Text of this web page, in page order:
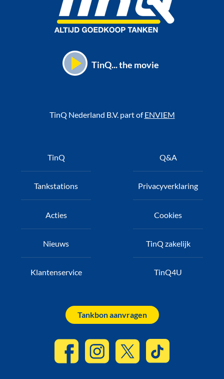
TinQ... the movie
TinQ Nederland B.V. part ofENVIEM
TinQ
Tankstations
Acties
Nieuws
Klantenservice
Q&A
Privacyverklaring
Cookies
TinQ zakelijk
TinQ4U
Tankbon aanvragen